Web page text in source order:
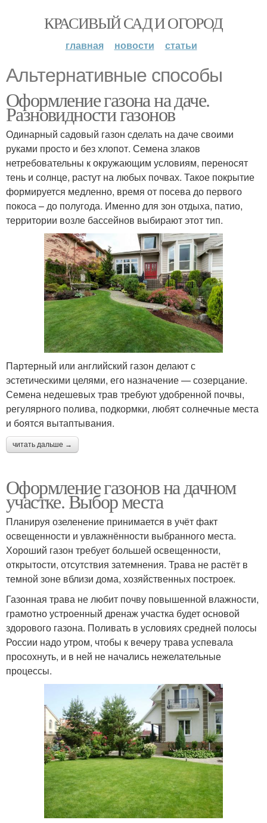
КРАСИВЫЙ САД И ОГОРОД
главная новости статьи
Альтернативные способы
Оформление газона на даче.
Разновидности газонов
Одинарный садовый газон сделать на даче своими
руками просто и без хлопот. Семена злаков
нетребовательны к окружающим условиям, переносят
тень и солнце, растут на любых почвах. Такое покрытие
формируется медленно, время от посева до первого
покоса – до полугода. Именно для зон отдыха, патио,
территории возле бассейнов выбирают этот тип.
Партерный или английский газон делают с
эстетическими целями, его назначение — созерцание.
Семена недешевых трав требуют удобренной почвы,
регулярного полива, подкормки, любят солнечные места
и боятся вытаптывания.
читать дальше →
Оформление газонов на дачном
участке. Выбор места
Планируя озеленение принимается в учёт факт
освещенности и увлажнённости выбранного места.
Хороший газон требует большей освещенности,
открытости, отсутствия затемнения. Трава не растёт в
темной зоне вблизи дома, хозяйственных построек.
Газонная трава не любит почву повышенной влажности,
грамотно устроенный дренаж участка будет основой
здорового газона. Поливать в условиях средней полосы
России надо утром, чтобы к вечеру трава успевала
просохнуть, и в ней не начались нежелательные
процессы.